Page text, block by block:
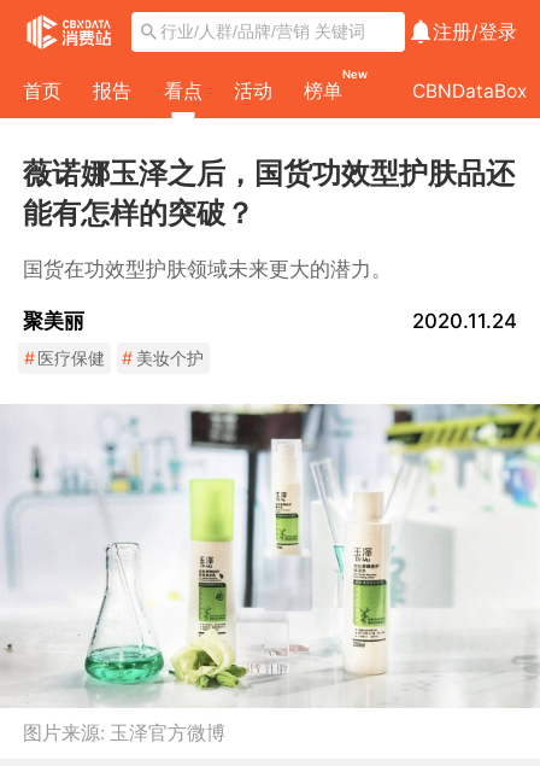
注册/登录
首页 报告 看点 活动 榜单
New
CBNDataBox
薇诺娜玉泽之后，国货功效型护肤品还
能有怎样的突破？
国货在功效型护肤领域未来更大的潜力。
聚美丽 2020.11.24
#医疗保健 # 美妆个护
图片来源: 玉泽官方微博